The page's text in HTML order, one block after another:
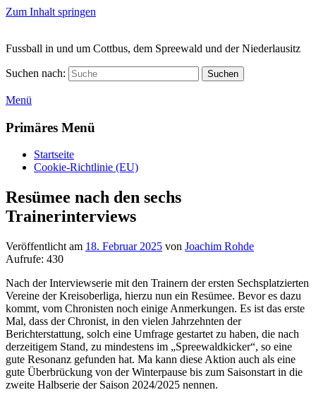
Zum Inhalt springen
Fussball in und um Cottbus, dem Spreewald und der Niederlausitz
Suchen nach: Suchen
Menü
Primäres Menü
Startseite
Cookie-Richtlinie (EU)
Resümee nach den sechs
Trainerinterviews
Veröffentlicht am 18. Februar 2025 von Joachim Rohde
Aufrufe: 430
Nach der Interviewserie mit den Trainern der ersten Sechsplatzierten
Vereine der Kreisoberliga, hierzu nun ein Resümee. Bevor es dazu
kommt, vom Chronisten noch einige Anmerkungen. Es ist das erste
Mal, dass der Chronist, in den vielen Jahrzehnten der
Berichterstattung, solch eine Umfrage gestartet zu haben, die nach
derzeitigem Stand, zu mindestens im „Spreewaldkicker“, so eine
gute Resonanz gefunden hat. Ma kann diese Aktion auch als eine
gute Überbrückung von der Winterpause bis zum Saisonstart in die
zweite Halbserie der Saison 2024/2025 nennen.